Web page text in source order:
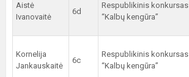
Aistė
Ivanovaitė
6d
Respublikinis konkursas
“Kalbų kengūra”
Kornelija
Jankauskaitė
6c
Respublikinis konkursas
“Kalbų kengūra”